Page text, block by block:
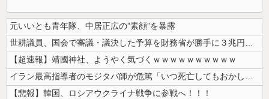
元いいとも青年隊、中居正広の”素顔”を暴露
世耕議員、国会で審議・議決した予算を財務省が勝手に３兆円動かしていると...
【超速報】靖國神社、ようやく気づくｗｗｗｗｗｗｗｗｗｗ
イラン最高指導者のモジタバ師が危篤「いつ死亡してもおかしくない」…イラ...
【悲報】韓国、ロシアウクライナ戦争に参戦へ！！！